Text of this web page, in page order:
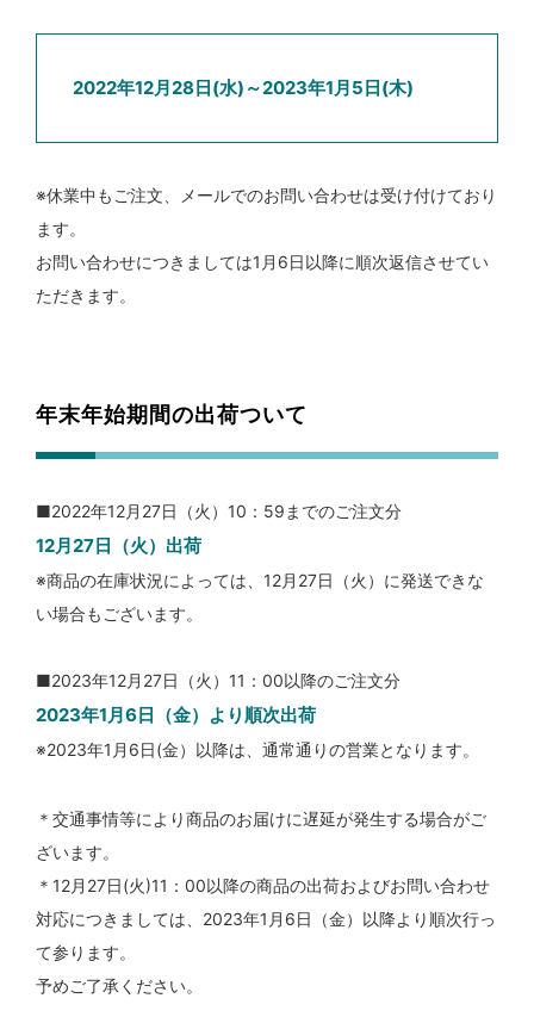
2022年12月28日(水)～2023年1月5日(木)
※休業中もご注文、メールでのお問い合わせは受け付けており
ます。
お問い合わせにつきましては1月6日以降に順次返信させてい
ただきます。
年末年始期間の出荷ついて
■2022年12月27日（火）10：59までのご注文分
12月27日（火）出荷
※商品の在庫状況によっては、12月27日（火）に発送できな
い場合もございます。
■2023年12月27日（火 ）11：00以降のご注文分
2023年1月6日（金）より順次出荷
※2023年1月6日(金）以降は、通常通りの営業となります。
＊交通事情等により商品のお届けに遅延が発生する場合がご
ざいます。
＊12月27日(火)11：00以降の商品の出荷およびお問い合わせ
対応につきましては、2023年1月6日（金）以降より順次行っ
て参ります。
予めご了承ください。